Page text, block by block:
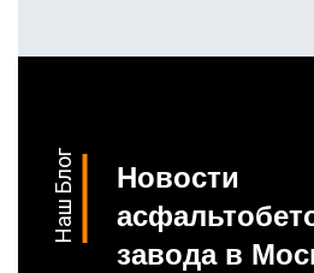
Наш Блог
Новости
завода в